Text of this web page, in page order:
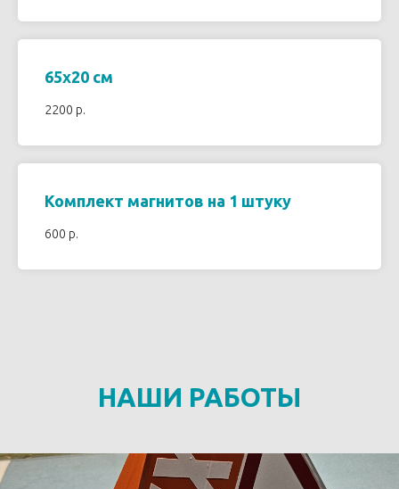
65х20 см
2200 р.
Комплект магнитов на 1 штуку
600 р.
НАШИ РАБОТЫ